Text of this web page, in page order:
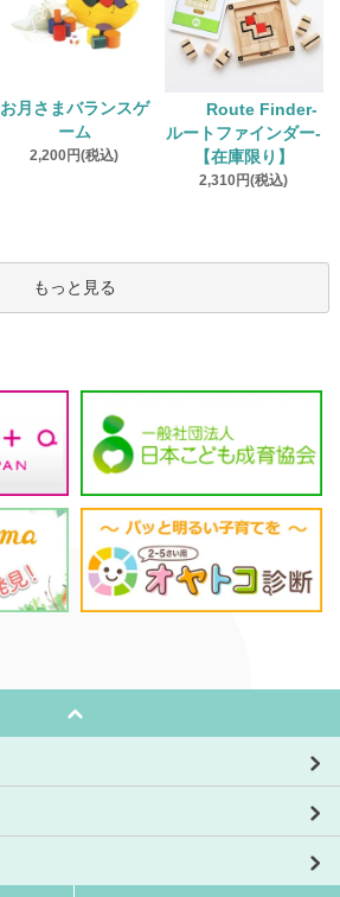
お月さまバランスゲ
ーム
2,200円(税込)
Route Finder‐
ルートファインダー‐
【在庫限り】
2,310円(税込)
もっと見る